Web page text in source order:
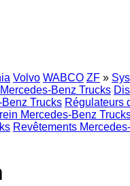
Volvo WABCO ZF »
Benz Trucks
Trucks Régulateurs
Mercedes-Benz
Revêtements